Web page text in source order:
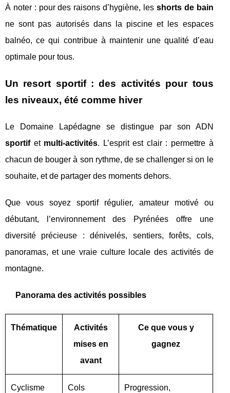
À noter : pour des raisons d’hygiène, les shorts de bain
ne sont pas autorisés dans la piscine et les espaces
balnéo, ce qui contribue à maintenir une qualité d’eau
optimale pour tous.
Un resort sportif : des activités pour tous
les niveaux, été comme hiver
Le Domaine Lapédagne se distingue par son ADN
sportifet multi-activités. L’esprit est clair : permettre à
chacun de bouger à son rythme, de se challenger si on le
souhaite, et de partager des moments dehors.
Que vous soyez sportif régulier, amateur motivé ou
débutant, l’environnement des Pyrénées offre une
diversité précieuse : dénivelés, sentiers, forêts, cols,
panoramas, et une vraie culture locale des activités de
montagne.
Panorama des activités possibles
Thématique
Activités
mises en
avant
Ce que vous y
gagnez
Cyclisme
Cols
Progression,